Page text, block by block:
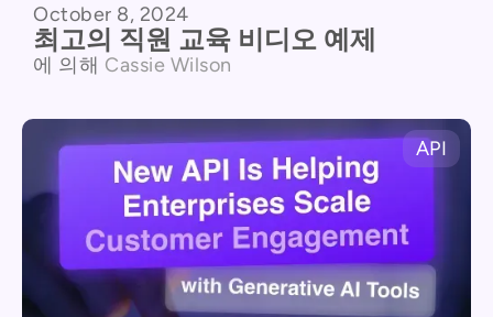
October 8, 2024
최고의 직원 교육 비디오 예제
에 의해 Cassie Wilson
API